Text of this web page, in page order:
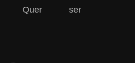
Quer ser